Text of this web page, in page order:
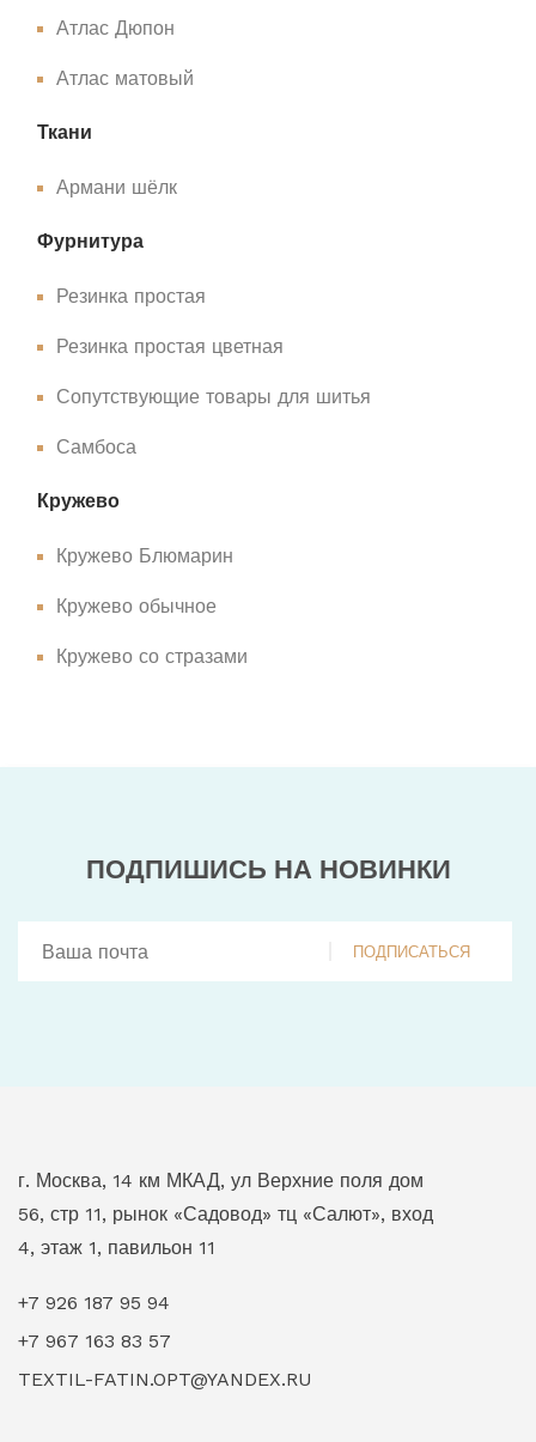
Атлас Дюпон
Атлас матовый
Ткани
Армани шёлк
Фурнитура
Резинка простая
Резинка простая цветная
Сопутствующие товары для шитья
Самбоса
Кружево
Кружево Блюмарин
Кружево обычное
Кружево со стразами
ПОДПИШИСЬ НА НОВИНКИ
ПОДПИСАТЬСЯ
г. Москва, 14 км МКАД, ул Верхние поля дом
56, стр 11, рынок «Садовод» тц «Салют», вход
4, этаж 1, павильон 11
+7 926 187 95 94
+7 967 163 83 57
TEXTIL-FATIN.OPT@YANDEX.RU